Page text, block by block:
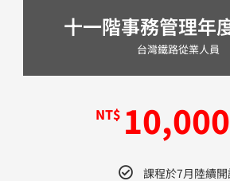
十一階事務管理年
台灣鐵路從業人員
NT$
課程於7月陸續開